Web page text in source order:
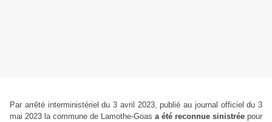
Par arrêté interministériel du 3 avril 2023, publié au journal officiel du 3
mai 2023 la commune de Lamothe-Goas a été reconnue sinistrée pour